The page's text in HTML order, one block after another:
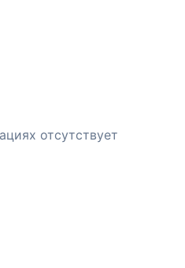
отсутствует